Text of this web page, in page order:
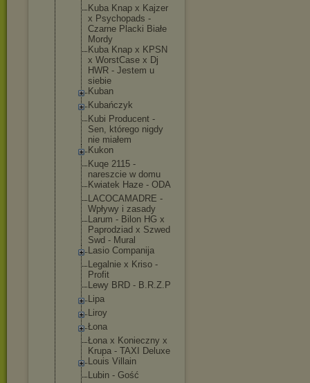
Kuba Knap x Kajzer
x Psychopads -
Czarne Placki Białe
Mordy
Kuba Knap x KPSN
x WorstCase x Dj
HWR - Jestem u
siebie
Kuban
Kubańczyk
Kubi Producent -
Sen, którego nigdy
nie miałem
Kukon
Kuqe 2115 -
nareszcie w domu
Kwiatek Haze - ODA
LACOCAMADRE -
Wpływy i zasady
Larum - Bilon HG x
Paprodziad x Szwed
Swd - Mural
Lasio Companija
Legalnie x Kriso -
Profit
Lewy BRD - B.R.Z.P
Lipa
Liroy
Łona
Łona x Konieczny x
Krupa - TAXI Deluxe
Louis Villain
Lubin - Gość